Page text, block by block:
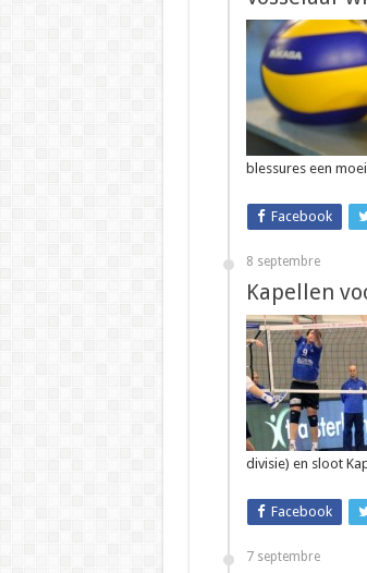
blessures een
Facebook
8 septembre
Kapellen
divisie) en sloot
Facebook
7 septembre